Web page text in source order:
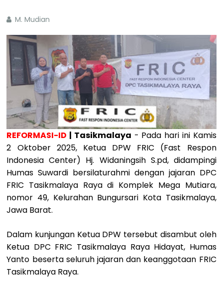
M. Mudian
REFORMASI-ID | Tasikmalaya - Pada hari ini Kamis
2 Oktober 2025, Ketua DPW FRIC (Fast Respon
Indonesia Center) Hj. Widaningsih S.pd, didampingi
Humas Suwardi bersilaturahmi dengan jajaran DPC
FRIC Tasikmalaya Raya di Komplek Mega Mutiara,
nomor 49, Kelurahan Bungursari Kota Tasikmalaya,
Jawa Barat.
Dalam kunjungan Ketua DPW tersebut disambut oleh
Ketua DPC FRIC Tasikmalaya Raya Hidayat, Humas
Yanto beserta seluruh jajaran dan keanggotaan FRIC
Tasikmalaya Raya.